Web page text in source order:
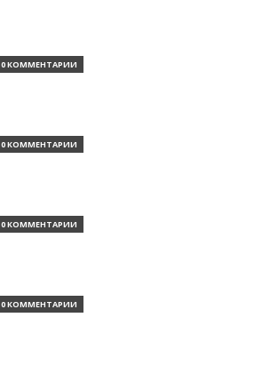
0 КОММЕНТАРИИ
0 КОММЕНТАРИИ
0 КОММЕНТАРИИ
0 КОММЕНТАРИИ